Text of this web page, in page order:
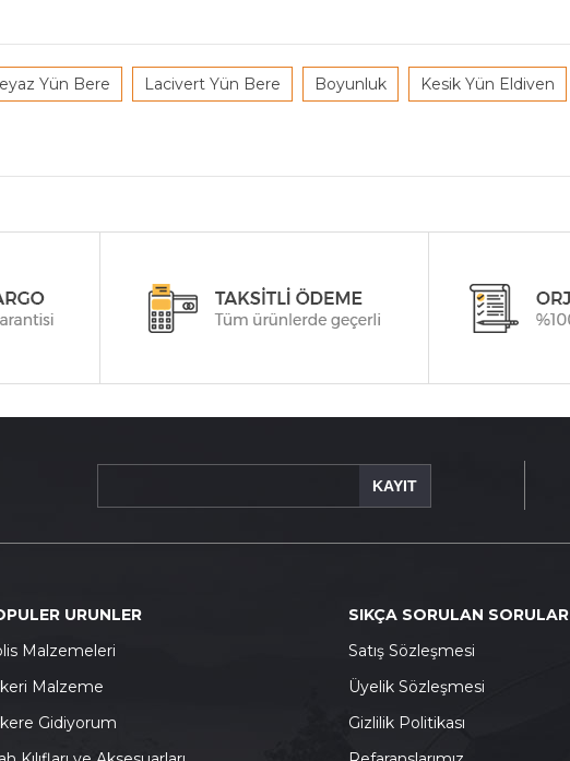
Yün Bere Lacivert Yün Bere Boyunluk Kesik Yün Eldiven
KAYIT
URUNLER
SIKÇA SORULAN SORULAR
Malzemeleri Satış Sözleşmesi
Malzeme Üyelik Sözleşmesi
Gidiyorum Gizlilik Politikası